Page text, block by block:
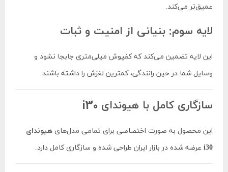
عمیق‌تر می‌کند.
لایه سوم: بنیانی از امنیت و ثبات
این لایه تضمین می‌کند که کفپوش میلی‌متری جابجا نشود و
وسایل شما در حین رانندگی، کمترین لغزش را داشته باشند.
سازگاری کامل با هیوندای i30
این محصول به صورت اختصاصی برای تمامی مدل‌های هیوندای
i30 عرضه شده در بازار ایران طراحی شده و سازگاری کامل دارد.